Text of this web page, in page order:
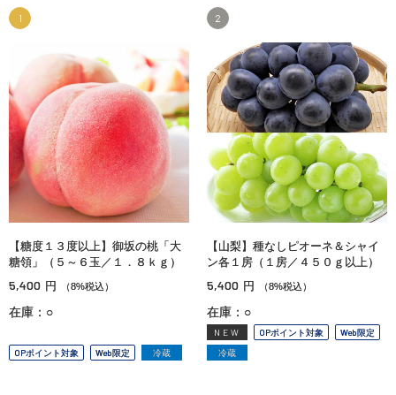
1
【糖度１３度以上】御坂の桃「大
糖領」（５～６玉／１．８ｋｇ）
5,400 円 （8%税込）
在庫：○
OPポイント対象 Web限定 冷蔵
2
【山梨】種なしピオーネ＆シャイ
ン各１房（１房／４５０ｇ以上）
5,400 円 （8%税込）
在庫：○
NEW OPポイント対象
Web限定
冷蔵